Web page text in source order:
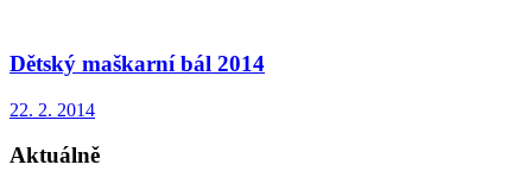
Dětský maškarní bál 2014
22. 2. 2014
Aktuálně